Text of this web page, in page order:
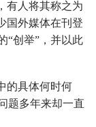
有人将其称之为
国外媒体在刊登
“创举”，并以此
的具体何时何
题多年来却一直